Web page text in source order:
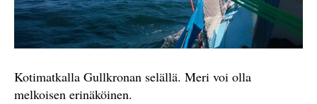
Kotimatkalla Gullkronan selällä. Meri voi olla
melkoisen erinäköinen.